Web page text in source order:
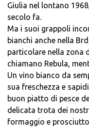
Giulia nel lontano
secolo fa.
Ma i suoi grappoli
bianchi anche nella
particolare nella zona
chiamano Rebula,
Un vino bianco da
sua freschezza e
buon piatto di pesce
delicata trota dei
formaggio e